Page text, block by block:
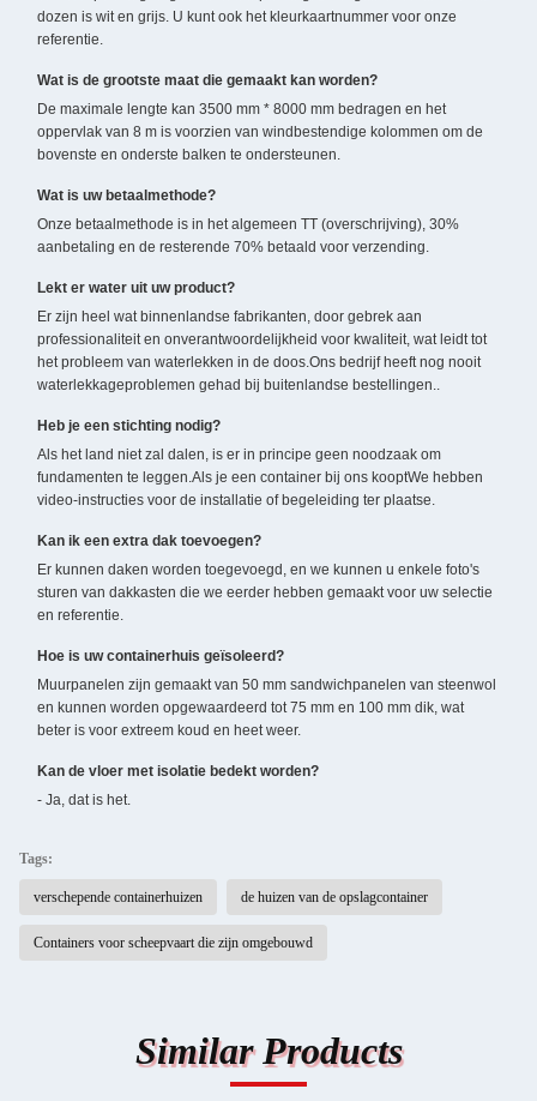
dozen is wit en grijs. U kunt ook het kleurkaartnummer voor onze
referentie.
Wat is de grootste maat die gemaakt kan worden?
De maximale lengte kan 3500 mm * 8000 mm bedragen en het
oppervlak van 8 m is voorzien van windbestendige kolommen om de
bovenste en onderste balken te ondersteunen.
Wat is uw betaalmethode?
Onze betaalmethode is in het algemeen TT (overschrijving), 30%
aanbetaling en de resterende 70% betaald voor verzending.
Lekt er water uit uw product?
Er zijn heel wat binnenlandse fabrikanten, door gebrek aan
professionaliteit en onverantwoordelijkheid voor kwaliteit, wat leidt tot
het probleem van waterlekken in de doos.Ons bedrijf heeft nog nooit
waterlekkageproblemen gehad bij buitenlandse bestellingen..
Heb je een stichting nodig?
Als het land niet zal dalen, is er in principe geen noodzaak om
fundamenten te leggen.Als je een container bij ons kooptWe hebben
video-instructies voor de installatie of begeleiding ter plaatse.
Kan ik een extra dak toevoegen?
Er kunnen daken worden toegevoegd, en we kunnen u enkele foto's
sturen van dakkasten die we eerder hebben gemaakt voor uw selectie
en referentie.
Hoe is uw containerhuis geïsoleerd?
Muurpanelen zijn gemaakt van 50 mm sandwichpanelen van steenwol
en kunnen worden opgewaardeerd tot 75 mm en 100 mm dik, wat
beter is voor extreem koud en heet weer.
Kan de vloer met isolatie bedekt worden?
- Ja, dat is het.
Tags:
verschepende containerhuizen de huizen van de opslagcontainer
Containers voor scheepvaart die zijn omgebouwd
Similar Products